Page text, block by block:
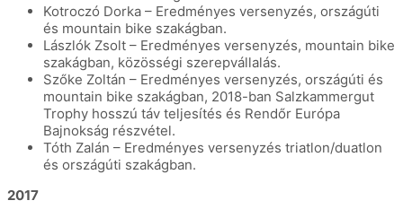
Kotroczó Dorka – Eredményes versenyzés, országúti
és mountain bike szakágban.
Lászlók Zsolt – Eredményes versenyzés, mountain bike
szakágban, közösségi szerepvállalás.
Szőke Zoltán – Eredményes versenyzés, országúti és
mountain bike szakágban, 2018-ban Salzkammergut
Trophy hosszú táv teljesítés és Rendőr Európa
Bajnokság részvétel.
Tóth Zalán – Eredményes versenyzés triatlon/duatlon
és országúti szakágban.
2017